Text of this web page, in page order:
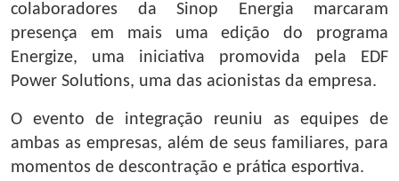
colaboradores da Sinop Energia marcaram
presença em mais uma edição do programa
Energize, uma iniciativa promovida pela EDF
Power Solutions, uma das acionistas da empresa.
O evento de integração reuniu as equipes de
ambas as empresas, além de seus familiares, para
momentos de descontração e prática esportiva.